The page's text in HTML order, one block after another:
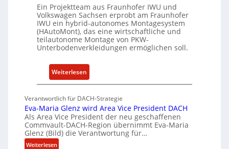
t
e
e
n
t
w
i
c
k
e
l
n
R
Ein Projektteam aus Fraunhofer IWU und
Volkswagen Sachsen erprobt am Fraunhofer
IWU ein hybrid-autonomes Montagesystem
(HAutoMont), das eine wirtschaftliche und
teilautonome Montage von PKW-
Unterbodenverkleidungen ermöglichen soll.
Weiterlesen:
P
W
-
U
n
Verantwortlich für DACH-Strategie
Eva-Maria Glenz wird Area Vice President DACH
Als Area Vice President der neu geschaffenen
Commvault-DACH-Region übernimmt Eva-Maria
Glenz (Bild) die Verantwortung für…
Weiterlesen: